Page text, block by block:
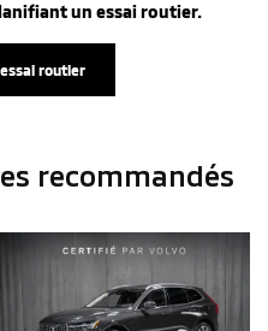
un essai routier.
routier
recommandés